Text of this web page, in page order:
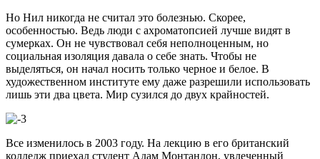
Но Нил никогда не считал это болезнью. Скорее,
особенностью. Ведь люди с ахроматопсией лучше видят в
сумерках. Он не чувствовал себя неполноценным, но
социальная изоляция давала о себе знать. Чтобы не
выделяться, он начал носить только черное и белое. В
художественном институте ему даже разрешили использовать
лишь эти два цвета. Мир сузился до двух крайностей.
Все изменилось в 2003 году. На лекцию в его британский
колледж приехал студент Адам Монтандон, увлеченный